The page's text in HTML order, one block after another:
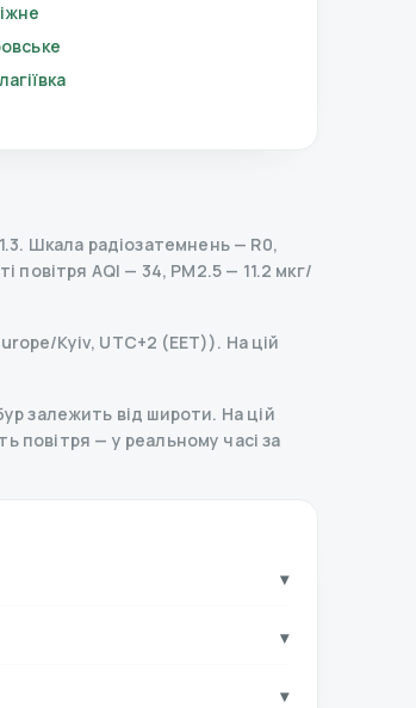
Шкала радіозатемнень— R0,
повітря AQI — 34, PM2.5 — 11.2 мкг/
Kyiv, UTC+2 (EET)). На цій
залежить від широти. На цій
повітря — у реальному часі за
▾
▾
▾